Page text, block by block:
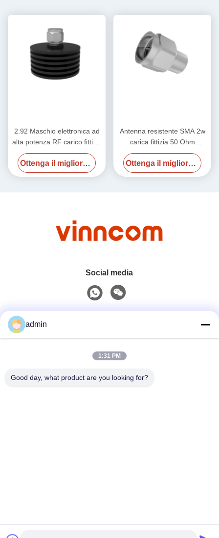
2.92 Maschio elettronica ad
alta potenza RF carico fittizio
50 ohm DC-40GHz 20W
Ottenga il migliore prezzo
Antenna resistente SMA 2w
carica fittizia 50 Ohm
2.4Male 50GHz
Ottenga il migliore prezzo
Social media
0086-551-65396351
di Copyright 2023-2026 HeFei Vinncom Electronic Technology
admin
1:31 PM
Good day, what product are you looking for?